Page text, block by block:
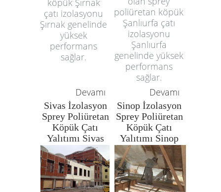
çatı izolasyonu
Şırnak genelinde
yüksek
performans
sağlar.
poliüretan köpük
Şanlıurfa çatı
izolasyonu
Şanlıurfa
genelinde yüksek
performans
sağlar.
Devamı
Devamı
Sivas İzolasyon
Sprey Poliüretan
Köpük Çatı
Yalıtımı Sivas
Sinop İzolasyon
Sprey Poliüretan
Köpük Çatı
Yalıtımı Sinop